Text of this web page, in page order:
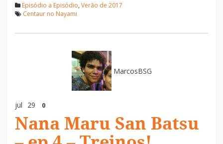
Episódio a Episódio, Verão de 2017
Centaur no Nayami
MarcosBSG
jul 29 0
Nana Maru San Batsu